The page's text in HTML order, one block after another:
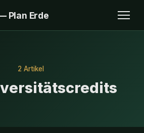
Plan Erde
2 Artikel